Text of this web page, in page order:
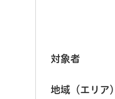
対象者
地域（エリア）